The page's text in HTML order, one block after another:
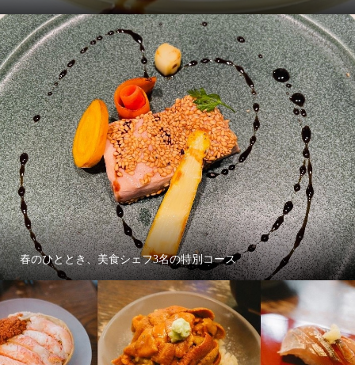
春のひととき、美食シェフ3名の特別コース